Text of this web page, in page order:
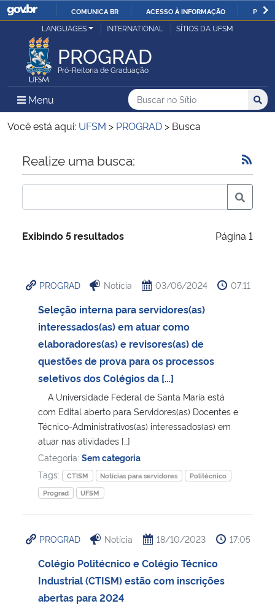
IR
O
COMUNICA BR ACESSO À INFORMAÇÃO
Ministério da Justiça e Segurança Pública
Ministério da Defesa
Ministério das Relações Exteriores
Ministério da Economia
Ministério da Infraestrutura
Ministério da Cidadania
Ministério da Saúde
Ministério de Minas e Energia
Ministério da Ciência, Tecnologia, Inovações e Comunicações
Ministério do Meio Ambiente
Ministério do Turismo
Ministério do Desenvolvimento Regional
Controladoria-Geral da União
Ministério da Mulher, da Família e dos Direitos Humanos
Secretaria-Geral
LANGUAGES INTERNATIONAL SÍTIOS DA UFSM
PROGRAD
Pró-Reitoria de Graduação
Menu Menu Principal do Sítio
Busca
Buscar no no Sítio
Busca:
Você está aqui: UFSM > PROGRAD > Busca
Início do conteúdo
Realize uma busca:
Exibindo 5 resultados Página 1
PROGRAD Notícia 03/06/2024 07:11
Seleção interna para servidores(as)
interessados(as) em atuar como
elaboradores(as) e revisores(as) de
questões de prova para os processos
seletivos dos Colégios da […]
A Universidade Federal de Santa Maria está
com Edital aberto para Servidores(as) Docentes e
Técnico-Administrativos(as) interessados(as) em
atuar nas atividades […]
Categoria: Sem categoria
Tags:
CTISM Notícias para servidores
Politécnico
Prograd
UFSM
PROGRAD Notícia 18/10/2023 17:05
Colégio Politécnico e Colégio Técnico
Industrial (CTISM) estão com inscrições
abertas para 2024